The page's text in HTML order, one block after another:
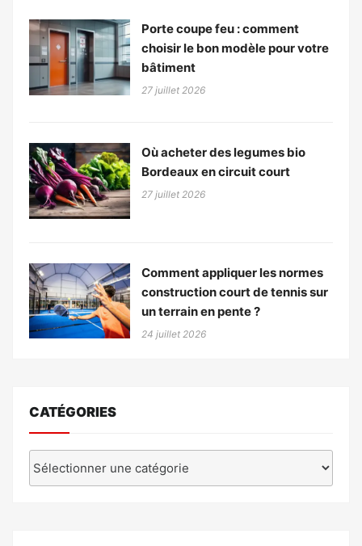
Porte coupe feu : comment
choisir le bon modèle pour votre
bâtiment
27 juillet 2026
Où acheter des legumes bio
Bordeaux en circuit court
27 juillet 2026
Comment appliquer les normes
construction court de tennis sur
un terrain en pente ?
24 juillet 2026
CATÉGORIES